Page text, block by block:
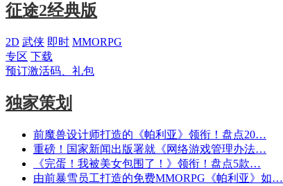
征途2经典版
2D 武侠 即时 MMORPG
专区 下载
预订激活码、礼包
独家策划
前魔兽设计师打造的《帕利亚》领衔！盘点20…
重磅！国家新闻出版署就《网络游戏管理办法…
《完蛋！我被美女包围了！》领衔！盘点5款…
由前暴雪员工打造的免费MMORPG《帕利亚》如…